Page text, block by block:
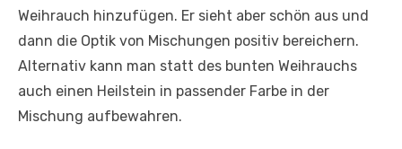
Weihrauch hinzufügen. Er sieht aber schön aus und
dann die Optik von Mischungen positiv bereichern.
Alternativ kann man statt des bunten Weihrauchs
auch einen Heilstein in passender Farbe in der
Mischung aufbewahren.